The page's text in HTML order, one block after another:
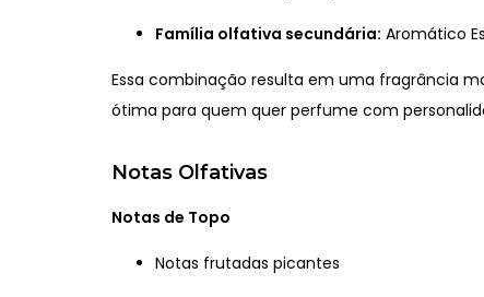
Família olfativa secundária: Aromático
Essa combinação resulta em uma fragrância
ótima para quem quer perfume com
Notas Olfativas
Notas de Topo
Notas frutadas picantes